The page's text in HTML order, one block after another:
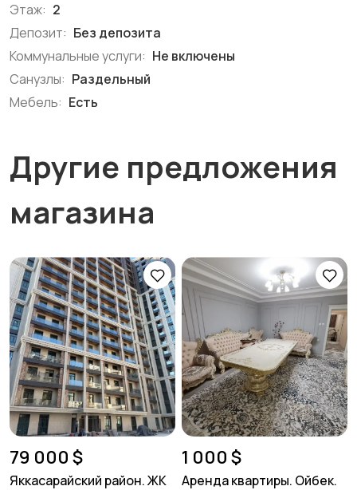
Этаж: 2
Депозит: Без депозита
Коммунальные услуги: Не включены
Санузлы: Раздельный
Мебель: Есть
Другие предложения
магазина
79 000 $
Яккасарайский район. ЖК
1 000 $
Аренда квартиры. Ойбек.